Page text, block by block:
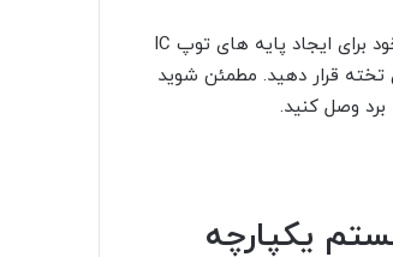
پس از حذف خمیر قلع اضافی از الگو ، زمان آن رسیده است که بخاری از حرارت خود برای ایجاد پایه های توپ IC
قرار دهید. مطمئن شوید
یکپارچه